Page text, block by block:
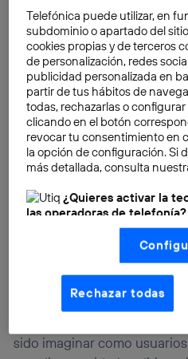
¿Es la
para todos?
sido imaginar como
Telefónica puede utilizar, en
subdominio o apartado del
cookies propias y de terceros
de personalización, redes
publicidad personalizada en
partir de tus hábitos de
todas, rechazarlas o
clicando en el botón
revocar tu consentimiento en
la opción de configuración. Si
más detallada, consulta
¿Quieres activar la
las operadoras de telefonía?
Nosotros, Telefónica S.A.,
realizar nuestras acciones de
(como se describe en este
basadas en tu navegación
aquí (solo cuando
internet habilitada ,
operadoras de telefonía
La tecnología Utiq está
Rechazar todas